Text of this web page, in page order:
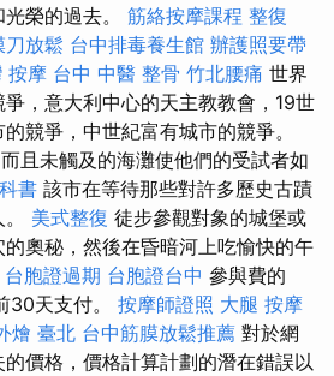
榮的過去。 筋絡按摩課程 整復
刀放鬆 台中排毒養生館 辦護照要帶
按摩 台中 中醫 整骨 竹北腰痛 世界
，意大利中心的天主教教會，19世
競爭，中世紀富有城市的競爭。
且未觸及的海灘使他們的受試者如
書 該市在等待那些對許多歷史古蹟
美式整復 徒步參觀對象的城堡或
奧秘，然後在昏暗河上吃愉快的午
台胞證過期 台胞證台中 參與費的
30天支付。 按摩師證照 大腿 按摩
燴 臺北 台中筋膜放鬆推薦 對於網
價格，價格計算計劃的潛在錯誤以